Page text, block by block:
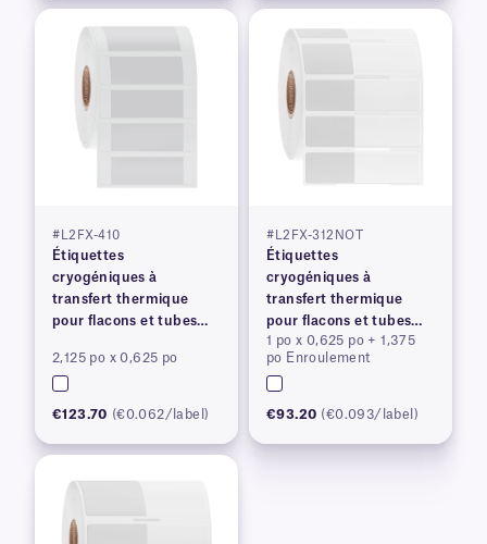
#L2FX-410
Étiquettes
cryogéniques à
transfert thermique
pour flacons et tubes
2,125 po x 0,625 po
€123.70 (€0.062/label)
#L2FX-312NOT
Étiquettes
cryogéniques à
transfert thermique
pour flacons et tubes
congelés
1 po x 0,625 po + 1,375
po Enroulement
€93.20 (€0.093/label)